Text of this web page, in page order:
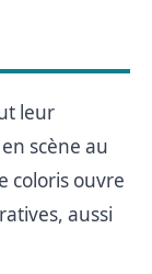
leur
scène au
coloris ouvre
aussi